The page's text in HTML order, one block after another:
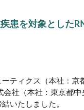
患を対象とした
ティクス（本社：
社（本社：東京都
いたしました。